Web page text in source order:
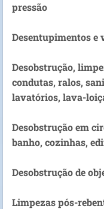
pressão
Desentupimentos e
Desobstrução,
condutas, ralos,
lavatórios, lava-
Desobstrução em
banho, cozinhas,
Desobstrução de
Limpezas pós-